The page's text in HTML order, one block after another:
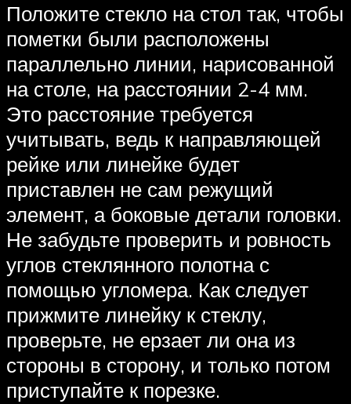
Положите стекло на стол так, чтобы
пометки были расположены
параллельно линии, нарисованной
на столе, на расстоянии 2-4 мм.
Это расстояние требуется
учитывать, ведь к направляющей
рейке или линейке будет
приставлен не сам режущий
элемент, а боковые детали головки.
Не забудьте проверить и ровность
углов стеклянного полотна с
помощью угломера. Как следует
прижмите линейку к стеклу,
проверьте, не ерзает ли она из
стороны в сторону, и только потом
приступайте к порезке.